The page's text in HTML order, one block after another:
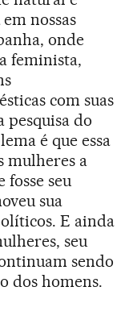
nossas
onde
feminista,
com suas
pesquisa do
é que essa
mulheres a
fosse seu
sua
E ainda
seu
sendo
dos homens.